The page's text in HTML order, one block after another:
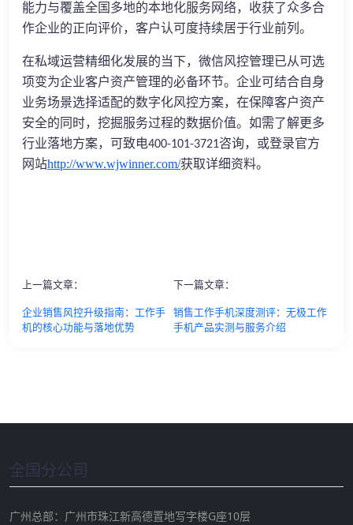
能力与覆盖全国多地的本地化服务网络，收获了众多合
作企业的正向评价，客户认可度持续居于行业前列。
在私域运营精细化发展的当下，微信风控管理已从可选
项变为企业客户资产管理的必备环节。企业可结合自身
业务场景选择适配的数字化风控方案，在保障客户资产
安全的同时，挖掘服务过程的数据价值。如需了解更多
行业落地方案，可致电400-101-3721咨询，或登录官方
网站http://www.wjwinner.com/获取详细资料。
上一篇文章：
企业销售风控升级指南：工作手
机的核心功能与落地优势
下一篇文章：
销售工作手机深度测评：无极工作
手机产品实测与服务介绍
全国分公司
广州总部：广州市珠江新高德置地写字楼G座10层